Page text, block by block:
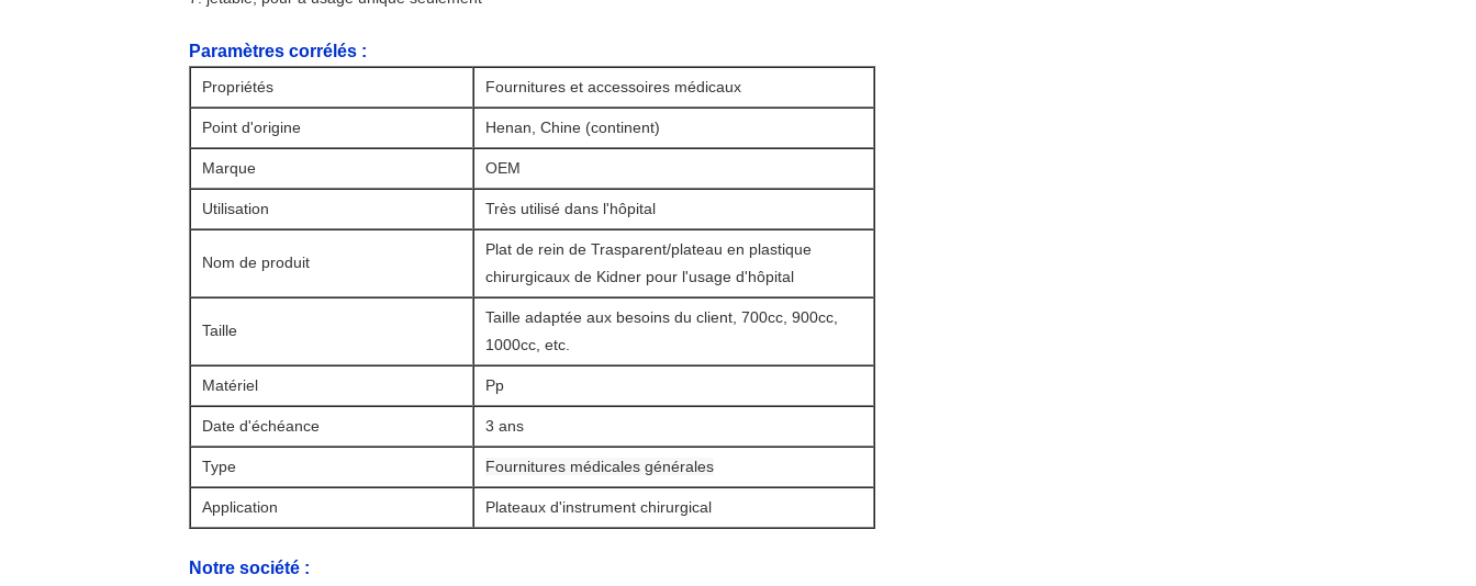
Paramètres corrélés :
Propriétés Fournitures et accessoires médicaux
Point d'origine Henan, Chine (continent)
Marque OEM
Utilisation Très utilisé dans l'hôpital
Nom de produit
Plat de rein de Trasparent/plateau en plastique
chirurgicaux de Kidner pour l'usage d'hôpital
Taille
Taille adaptée aux besoins du client, 700cc, 900cc,
1000cc, etc.
Matériel Pp
Date d'échéance 3 ans
Type Fournitures médicales générales
Application Plateaux d'instrument chirurgical
Notre société :